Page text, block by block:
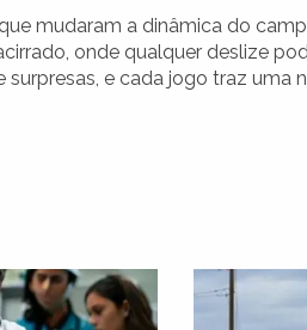
mudaram a dinâmica do
onde qualquer deslize
e cada jogo traz uma